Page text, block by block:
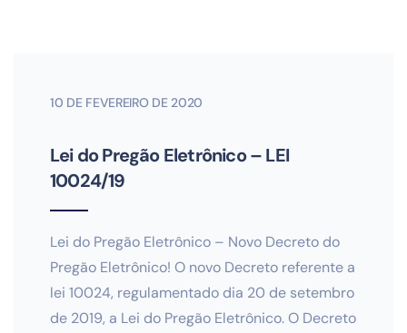
10 DE FEVEREIRO DE 2020
Lei do Pregão Eletrônico – LEI
10024/19
Lei do Pregão Eletrônico – Novo Decreto do
Pregão Eletrônico! O novo Decreto referente a
lei 10024, regulamentado dia 20 de setembro
de 2019, a Lei do Pregão Eletrônico. O Decreto